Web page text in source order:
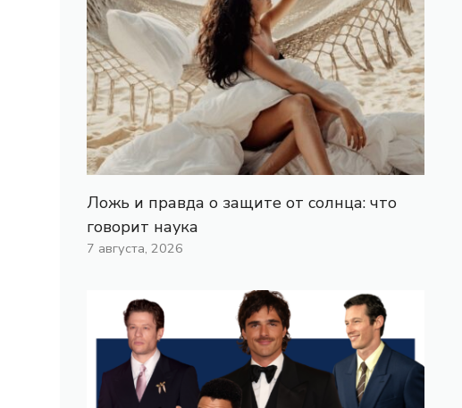
Ложь и правда о защите от солнца: что
говорит наука
7 августа, 2026